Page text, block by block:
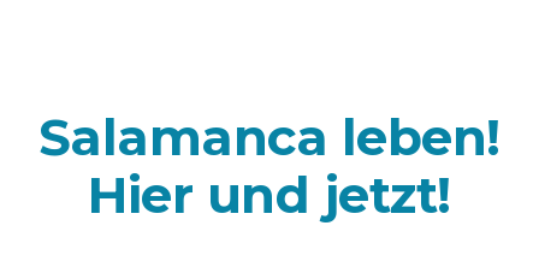
Salamanca leben!
Hier und jetzt!